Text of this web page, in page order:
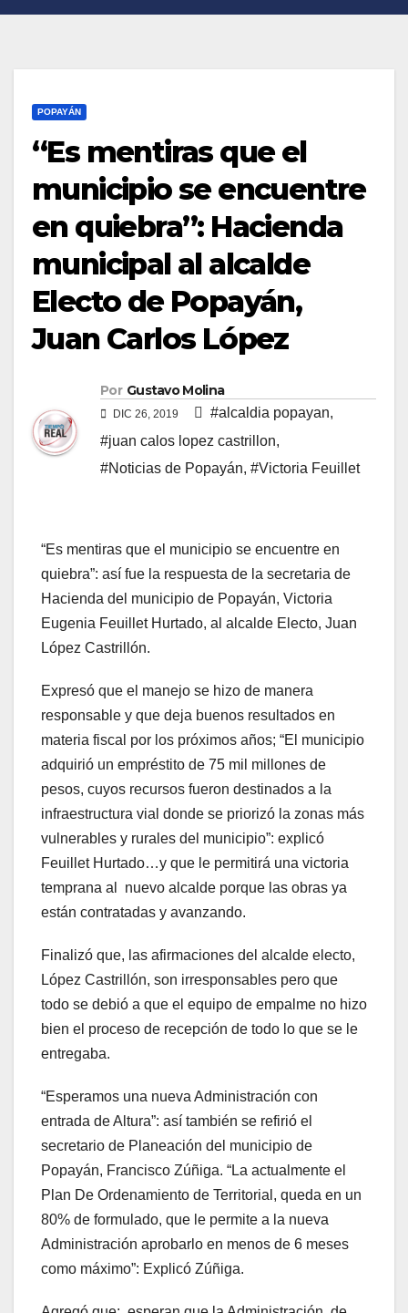
POPAYÁN
“Es mentiras que el
municipio se encuentre
en quiebra”: Hacienda
municipal al alcalde
Electo de Popayán,
Juan Carlos López
Por Gustavo Molina
DIC 26, 2019 #alcaldia popayan,
#juan calos lopez castrillon,
#Noticias de Popayán, #Victoria Feuillet
“Es mentiras que el municipio se encuentre en
quiebra”: así fue la respuesta de la secretaria de
Hacienda del municipio de Popayán, Victoria
Eugenia Feuillet Hurtado, al alcalde Electo, Juan
López Castrillón.
Expresó que el manejo se hizo de manera
responsable y que deja buenos resultados en
materia fiscal por los próximos años; “El municipio
adquirió un empréstito de 75 mil millones de
pesos, cuyos recursos fueron destinados a la
infraestructura vial donde se priorizó la zonas más
vulnerables y rurales del municipio”: explicó
Feuillet Hurtado…y que le permitirá una victoria
temprana al nuevo alcalde porque las obras ya
están contratadas y avanzando.
Finalizó que, las afirmaciones del alcalde electo,
López Castrillón, son irresponsables pero que
todo se debió a que el equipo de empalme no hizo
bien el proceso de recepción de todo lo que se le
entregaba.
“Esperamos una nueva Administración con
entrada de Altura”: así también se refirió el
secretario de Planeación del municipio de
Popayán, Francisco Zúñiga. “La actualmente el
Plan De Ordenamiento de Territorial, queda en un
80% de formulado, que le permite a la nueva
Administración aprobarlo en menos de 6 meses
como máximo”: Explicó Zúñiga.